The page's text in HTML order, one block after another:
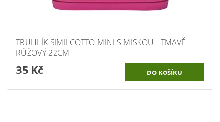
TRUHLÍK SIMILCOTTO MINI S MISKOU - TMAVĚ
RŮŽOVÝ 22CM
35 Kč